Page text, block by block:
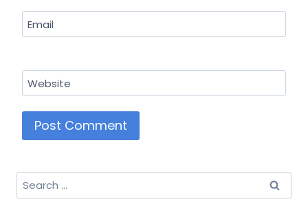
Email
Website
Search
for: